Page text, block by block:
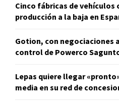
Cinco fábricas de vehículos
producción a la baja en
Gotion, con negociaciones
control de Powerco
Lepas quiere llegar
media en su red de